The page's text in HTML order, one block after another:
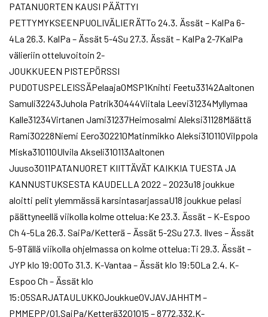
PATANUORTEN KAUSI PÄÄTTYI
PETTYMYKSEENPUOLIVÄLIERÄTTo 24.3. Ässät – KalPa 6-
4La 26.3. KalPa – Ässät 5-4Su 27.3. Ässät – KalPa 2-7KalPa
välieriin otteluvoitoin 2-
JOUKKUEEN PISTEPÖRSSI
PUDOTUSPELEISSÄPelaajaOMSP1Knihti Feetu33142Aaltonen
Samuli32243Juhola Patrik30444Viitala Leevi31234Myllymaa
Kalle31234Virtanen Jami31237Heimosalmi Aleksi31128Määttä
Rami30228Niemi Eero302210Matinmikko Aleksi310110Vilppola
Miska310110Ulvila Akseli310113Aaltonen
Juuso3011PATANUORET KIITTÄVÄT KAIKKIA TUESTA JA
KANNUSTUKSESTA KAUDELLA 2022 – 2023u18 joukkue
aloitti pelit ylemmässä karsintasarjassaU18 joukkue pelasi
päättyneellä viikolla kolme ottelua:Ke 23.3. Ässät – K-Espoo
Ch 4-5La 26.3. SaiPa/Ketterä – Ässät 5-2Su 27.3. Ilves – Ässät
5-9Tällä viikolla ohjelmassa on kolme ottelua:Ti 29.3. Ässät –
JYP klo 19:00To 31.3. K-Vantaa – Ässät klo 19:50La 2.4. K-
Espoo Ch – Ässät klo
15:05SARJATAULUKKOJoukkueOVJAVJAHHTM –
PMMEPP/O1.SaiPa/Ketterä3201015 – 8772,332.K-